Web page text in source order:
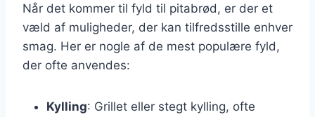
Når det kommer til fyld til pitabrød, er der et
væld af muligheder, der kan tilfredsstille enhver
smag. Her er nogle af de mest populære fyld,
der ofte anvendes:
Kylling: Grillet eller stegt kylling, ofte